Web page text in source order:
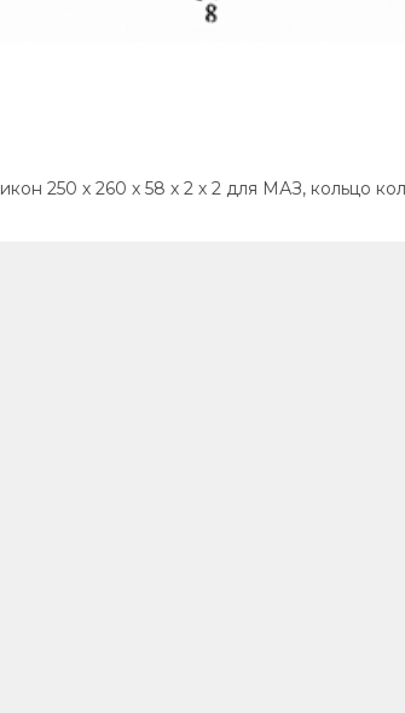
250 х 260 х 58 х 2 х 2 для МАЗ, кольцо